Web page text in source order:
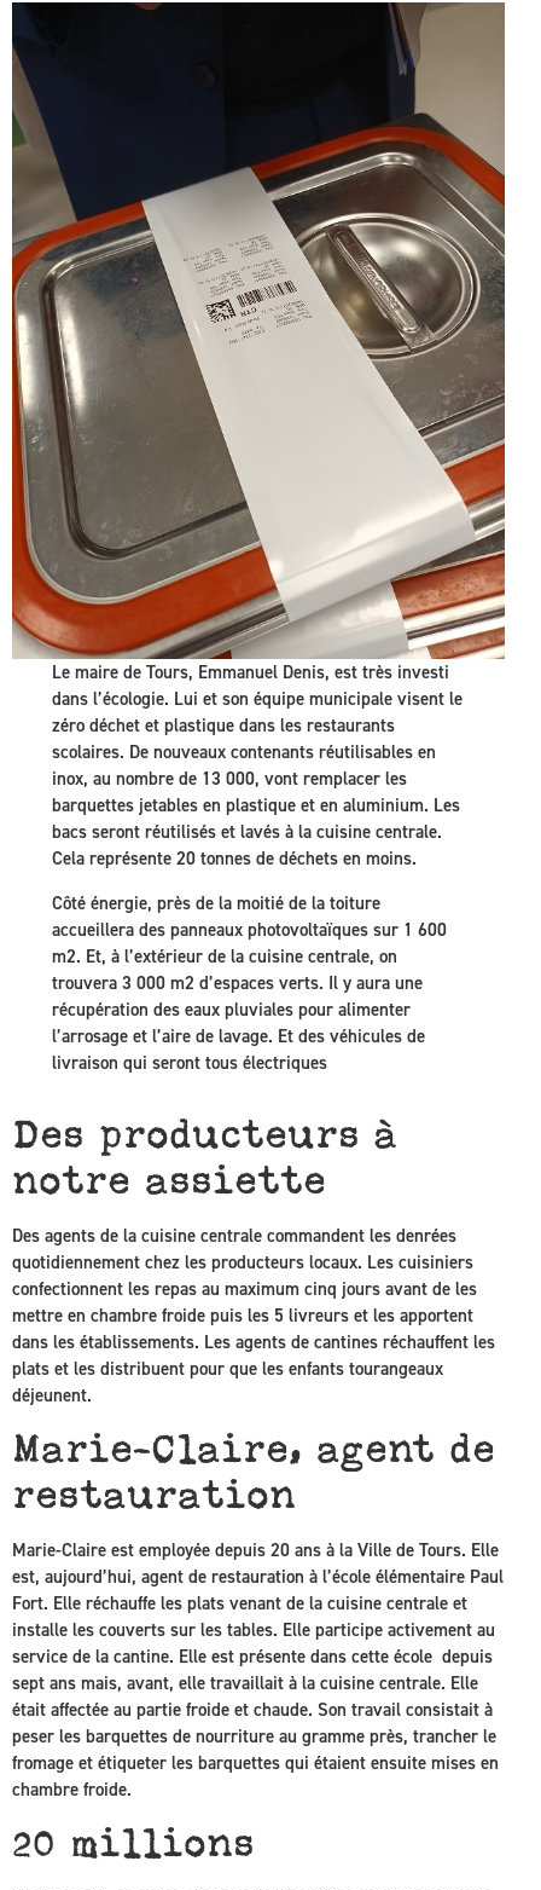
Le maire de Tours, Emmanuel Denis, est très investi
dans l’écologie. Lui et son équipe municipale visent le
zéro déchet et plastique dans les restaurants
scolaires. De nouveaux contenants réutilisables en
inox, au nombre de 13 000, vont remplacer les
barquettes jetables en plastique et en aluminium. Les
bacs seront réutilisés et lavés à la cuisine centrale.
Cela représente 20 tonnes de déchets en moins.
Côté énergie, près de la moitié de la toiture
accueillera des panneaux photovoltaïques sur 1 600
m2. Et, à l’extérieur de la cuisine centrale, on
trouvera 3 000 m2 d’espaces verts. Il y aura une
récupération des eaux pluviales pour alimenter
l’arrosage et l’aire de lavage. Et des véhicules de
livraison qui seront tous électriques
Des producteurs à
notre assiette
Des agents de la cuisine centrale commandent les denrées
quotidiennement chez les producteurs locaux. Les cuisiniers
confectionnent les repas au maximum cinq jours avant de les
mettre en chambre froide puis les 5 livreurs et les apportent
dans les établissements. Les agents de cantines réchauffent les
plats et les distribuent pour que les enfants tourangeaux
déjeunent.
Marie-Claire, agent de
restauration
Marie-Claire est employée depuis 20 ans à la Ville de Tours. Elle
est, aujourd’hui, agent de restauration à l’école élémentaire Paul
Fort. Elle réchauffe les plats venant de la cuisine centrale et
installe les couverts sur les tables. Elle participe activement au
service de la cantine. Elle est présente dans cette école depuis
sept ans mais, avant, elle travaillait à la cuisine centrale. Elle
était affectée au partie froide et chaude. Son travail consistait à
peser les barquettes de nourriture au gramme près, trancher le
fromage et étiqueter les barquettes qui étaient ensuite mises en
chambre froide.
20 millions